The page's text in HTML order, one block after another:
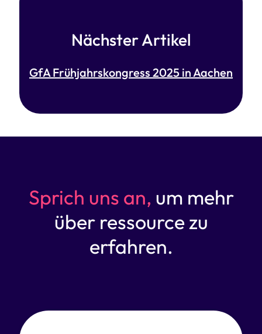
Nächster Artikel
GfA Frühjahrskongress 2025 in Aachen
Sprich uns an, um mehr
über ressource zu
erfahren.